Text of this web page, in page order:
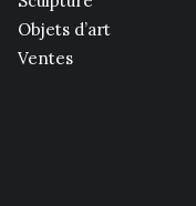
Objets d’art
Ventes